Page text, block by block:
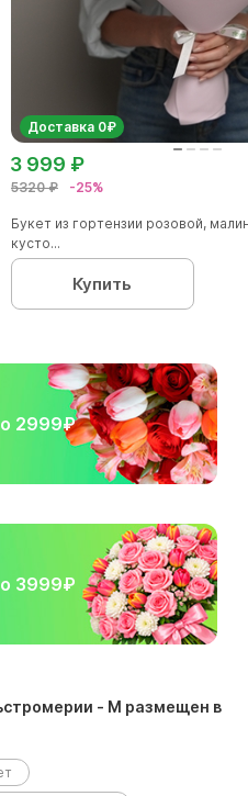
Доставка 0₽
5320 ₽ -25%
3 999 ₽
Букет из гортензии розовой,
кусто...
Купить
2999₽
3999₽
- М размещен в